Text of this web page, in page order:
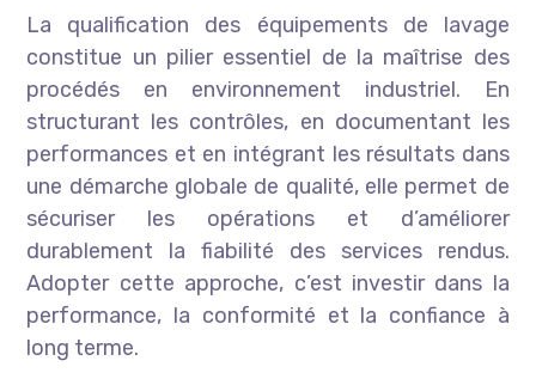
La qualification des équipements de lavage
constitue un pilier essentiel de la maîtrise des
procédés en environnement industriel. En
structurant les contrôles, en documentant les
performances et en intégrant les résultats dans
une démarche globale de qualité, elle permet de
sécuriser les opérations et d’améliorer
durablement la fiabilité des services rendus.
Adopter cette approche, c’est investir dans la
performance, la conformité et la confiance à
long terme.